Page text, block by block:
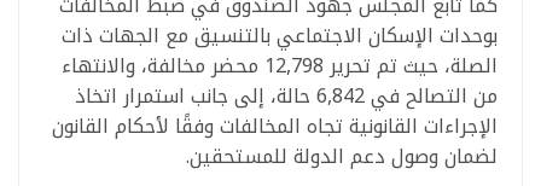
بوحدات الإسكان الاجتماعي بالتنسيق مع الجهات ذات
الصلة، حيث تم تحرير 12,798 محضر مخالفة، والانتهاء
من التصالح في 6,842 حالة، إلى جانب استمرار اتخاذ
الإجراءات القانونية تجاه المخالفات وفقًا لأحكام القانون
لضمان وصول دعم الدولة للمستحقين.